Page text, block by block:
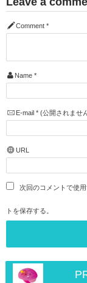
Comment *
Name *
E-mail *(公開されませ
URL
次回のコメントで使
トを保存する。